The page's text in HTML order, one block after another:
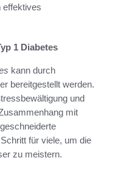
effektives
1 Diabetes
kann durch
bereitgestellt werden.
und
mit
für viele, um die
zu meistern.